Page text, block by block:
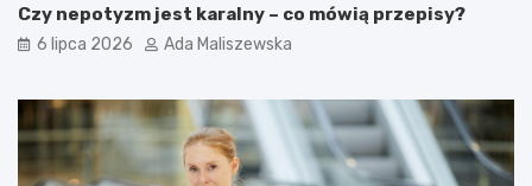
Czy nepotyzm jest karalny – co mówią przepisy?
6 lipca 2026 Ada Maliszewska